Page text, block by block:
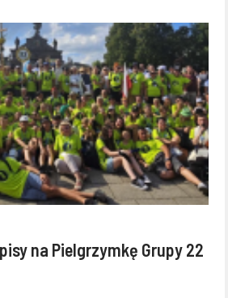
na Pielgrzymkę Grupy 22